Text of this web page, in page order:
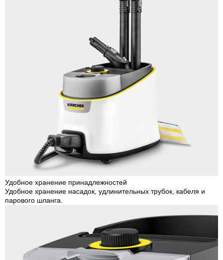
Удобное хранение принадлежностей
Удобное хранение насадок, удлинительных трубок, кабеля и
парового шланга.